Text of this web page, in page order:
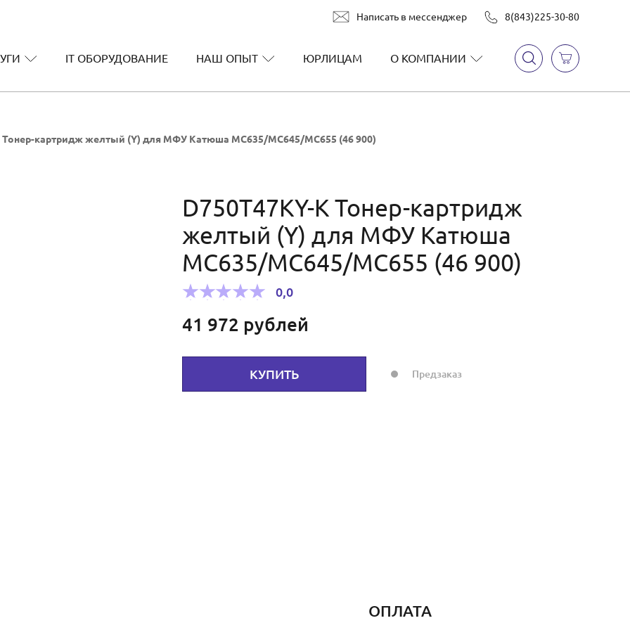
Написать в мессенджер 8(843)225-30-80
IT ОБОРУДОВАНИЕ НАШ ОПЫТ ЮРЛИЦАМ О КОМПАНИИ
Тонер-картридж желтый (Y) для МФУ Катюша MC635/MC645/MC655 (46 900)
D750T47KY-K Тонер-картридж
желтый (Y) для МФУ Катюша
MC635/MC645/MC655 (46 900)
0,0
41 972 рублей
КУПИТЬ Предзаказ
ОПЛАТА